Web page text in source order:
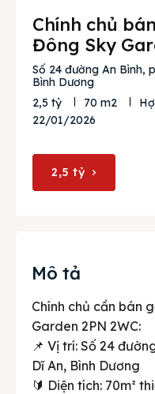
Chính chủ
Đông Sky
Số 24 đường An Bình,
Bình Dương
2,5 tỷ
70 m2
22/01/2026
2,5 tỷ
Mô tả
Chính chủ cần bán
Garden 2PN 2WC:
📌 Vị trí: Số 24
Dĩ An, Bình Dương
🔰 Diện tích: 70m²